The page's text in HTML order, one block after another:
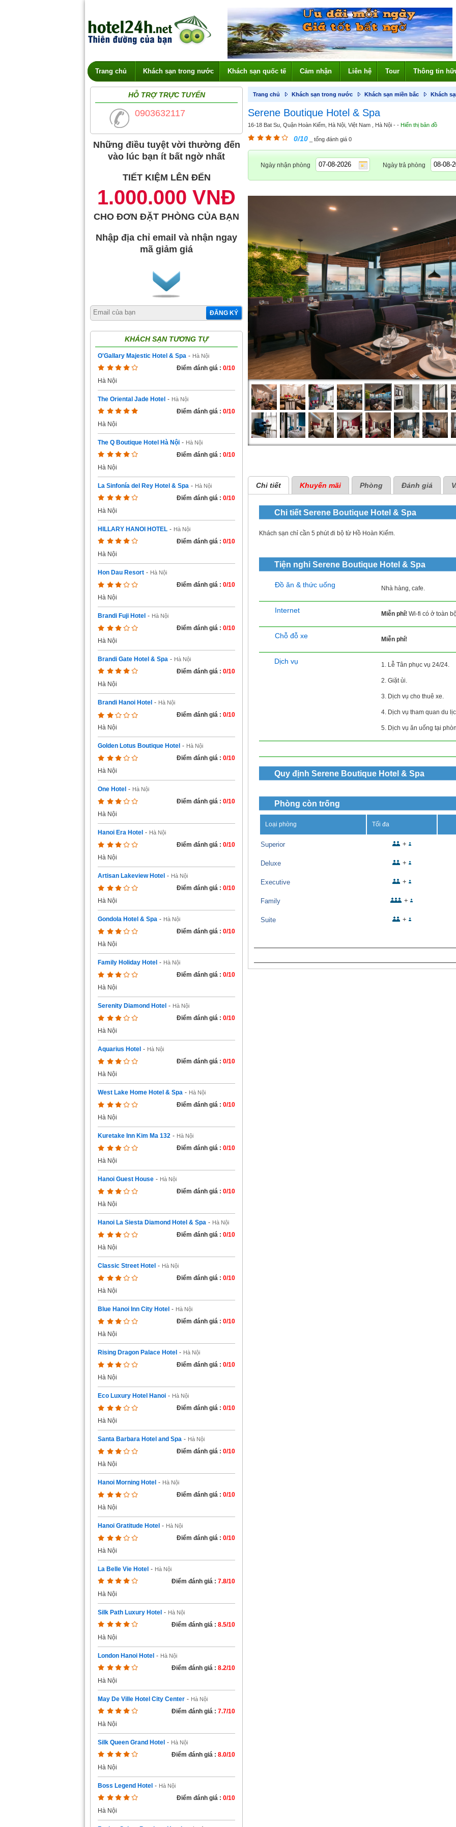
Trang chủ Khách sạn trong nước Khách sạn quốc tế Cảm nhận Liên hệ Tour Thông tin
HỖ TRỢ TRỰC TUYẾN
0903632117
Những điều tuyệt vời thường đến
vào lúc bạn ít bất ngờ nhất
TIẾT KIỆM LÊN ĐẾN
1.000.000 VNĐ
CHO ĐƠN ĐẶT PHÒNG CỦA BẠN
Nhập địa chỉ email và nhận ngay
mã giảm giá
ĐĂNG KÝ
KHÁCH SẠN TƯƠNG TỰ
O'Gallary Majestic Hotel & Spa - Hà Nội
Điểm đánh giá : 0/10
Hà Nội
The Oriental Jade Hotel - Hà Nội
Điểm đánh giá : 0/10
Hà Nội
The Q Boutique Hotel Hà Nội - Hà Nội
Điểm đánh giá : 0/10
Hà Nội
La Sinfonía del Rey Hotel & Spa - Hà Nội
Điểm đánh giá : 0/10
Hà Nội
HILLARY HANOI HOTEL - Hà Nội
Điểm đánh giá : 0/10
Hà Nội
Hon Dau Resort - Hà Nội
Điểm đánh giá : 0/10
Hà Nội
Brandi Fuji Hotel - Hà Nội
Điểm đánh giá : 0/10
Hà Nội
Brandi Gate Hotel & Spa - Hà Nội
Điểm đánh giá : 0/10
Hà Nội
Brandi Hanoi Hotel - Hà Nội
Điểm đánh giá : 0/10
Hà Nội
Golden Lotus Boutique Hotel - Hà Nội
Điểm đánh giá : 0/10
Hà Nội
One Hotel - Hà Nội
Điểm đánh giá : 0/10
Hà Nội
Hanoi Era Hotel - Hà Nội
Điểm đánh giá : 0/10
Hà Nội
Artisan Lakeview Hotel - Hà Nội
Điểm đánh giá : 0/10
Hà Nội
Gondola Hotel & Spa - Hà Nội
Điểm đánh giá : 0/10
Hà Nội
Family Holiday Hotel - Hà Nội
Điểm đánh giá : 0/10
Hà Nội
Serenity Diamond Hotel - Hà Nội
Điểm đánh giá : 0/10
Hà Nội
Aquarius Hotel - Hà Nội
Điểm đánh giá : 0/10
Hà Nội
West Lake Home Hotel & Spa - Hà Nội
Điểm đánh giá : 0/10
Hà Nội
Kuretake Inn Kim Ma 132 - Hà Nội
Điểm đánh giá : 0/10
Hà Nội
Hanoi Guest House - Hà Nội
Điểm đánh giá : 0/10
Hà Nội
Hanoi La Siesta Diamond Hotel & Spa - Hà Nội
Điểm đánh giá : 0/10
Hà Nội
Classic Street Hotel - Hà Nội
Điểm đánh giá : 0/10
Hà Nội
Blue Hanoi Inn City Hotel - Hà Nội
Điểm đánh giá : 0/10
Hà Nội
Rising Dragon Palace Hotel - Hà Nội
Điểm đánh giá : 0/10
Hà Nội
Eco Luxury Hotel Hanoi - Hà Nội
Điểm đánh giá : 0/10
Hà Nội
Santa Barbara Hotel and Spa - Hà Nội
Điểm đánh giá : 0/10
Hà Nội
Hanoi Morning Hotel - Hà Nội
Điểm đánh giá : 0/10
Hà Nội
Hanoi Gratitude Hotel - Hà Nội
Điểm đánh giá : 0/10
Hà Nội
La Belle Vie Hotel - Hà Nội
Điểm đánh giá : 7.8/10
Hà Nội
Silk Path Luxury Hotel - Hà Nội
Điểm đánh giá : 8.5/10
Hà Nội
London Hanoi Hotel - Hà Nội
Điểm đánh giá : 8.2/10
Hà Nội
May De Ville Hotel City Center - Hà Nội
Điểm đánh giá : 7.7/10
Hà Nội
Silk Queen Grand Hotel - Hà Nội
Điểm đánh giá : 8.0/10
Hà Nội
Boss Legend Hotel - Hà Nội
Điểm đánh giá : 0/10
Hà Nội
Trang chủ Khách sạn trong nước Khách sạn miền bắc Khách
Serene Boutique Hotel & Spa
16-18 Bat Su, Quận Hoàn Kiếm, Hà Nội, Việt Nam , Hà Nội - - Hiển thị bản đồ
0/10 _ tổng đánh giá 0
Ngày nhận phòng Ngày trả phòng
Chi tiết Khuyến mãi Phòng Đánh giá
Chi tiết Serene Boutique Hotel & Spa
Khách sạn chỉ cần 5 phút đi bộ từ Hồ Hoàn Kiếm.
Tiện nghi Serene Boutique Hotel & Spa
Đồ ăn & thức uống Nhà hàng, cafe.
Internet Miễn phí! Wi-fi có ở toàn
Chỗ đỗ xe Miễn phí!
Dịch vụ 1. Lễ Tân phục vụ 24/24.
2. Giặt ủi.
3. Dịch vụ cho thuê xe.
4. Dịch vụ tham quan du
5. Dịch vụ ăn uống tại
Quy định Serene Boutique Hotel & Spa
Phòng còn trống
Loại phòng Tối đa
Superior +
Deluxe +
Executive +
Family +
Suite +